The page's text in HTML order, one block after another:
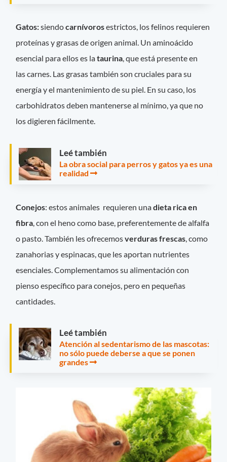
Gatos:siendocarnívorosestrictos, los felinos requieren
proteínas y grasas de origen animal. Un aminoácido
esencial para ellos es lataurina, que está presente en
las carnes. Las grasas también son cruciales para su
energía y el mantenimiento de su piel. En su caso, los
carbohidratos deben mantenerse al mínimo, ya que no
los digieren fácilmente.
Leé también
La obra social para perros y gatos ya es una
realidad
Conejos: estos animales requieren unadieta rica en
fibra, con el heno como base, preferentemente de alfalfa
o pasto. También les ofrecemosverduras frescas, como
zanahorias y espinacas, que les aportan nutrientes
esenciales. Complementamos su alimentación con
pienso específico para conejos, pero en pequeñas
cantidades.
Leé también
Atención al sedentarismo de las mascotas:
no sólo puede deberse a que se ponen
grandes